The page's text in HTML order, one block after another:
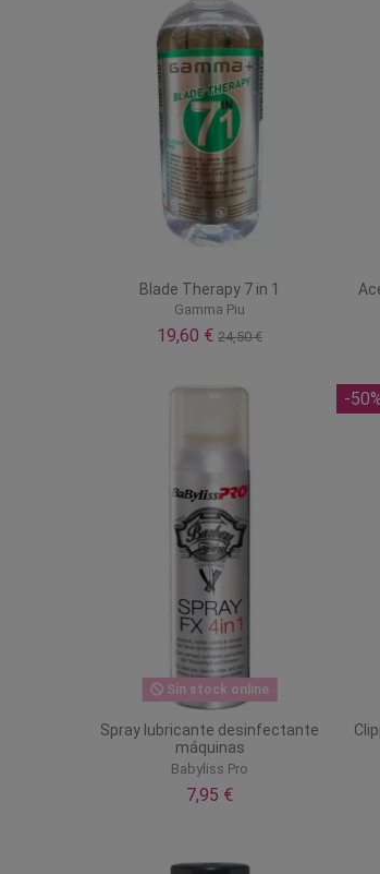
Blade Therapy 7 in 1
Gamma Piu
19,60 €24,50 €
Sin stock online
Spray lubricante desinfectante
máquinas
Babyliss Pro
7,95 €
-